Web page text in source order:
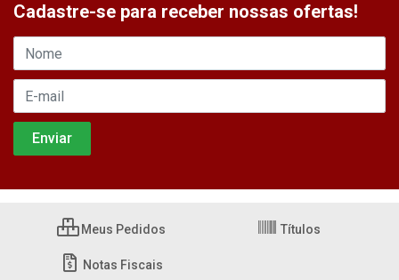
Cadastre-se para receber nossas ofertas!
Meus Pedidos Títulos
Notas Fiscais